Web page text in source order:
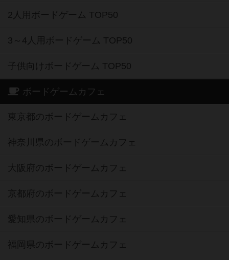
2人用ボードゲーム TOP50
3～4人用ボードゲーム TOP50
子供向けボードゲーム TOP50
ボードゲームカフェ
東京都のボードゲームカフェ
神奈川県のボードゲームカフェ
大阪府のボードゲームカフェ
京都府のボードゲームカフェ
愛知県のボードゲームカフェ
福岡県のボードゲームカフェ